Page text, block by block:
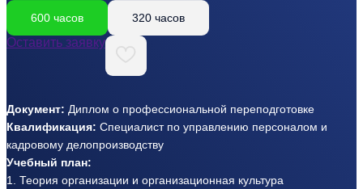
600 часов 320 часов
Оставить заявку
Документ: Диплом о профессиональной переподготовке
Квалификация: Специалист по управлению персоналом и
кадровому делопроизводству
Учебный план:
1. Теория организации и организационная культура